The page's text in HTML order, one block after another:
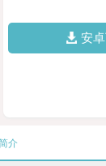
安
介